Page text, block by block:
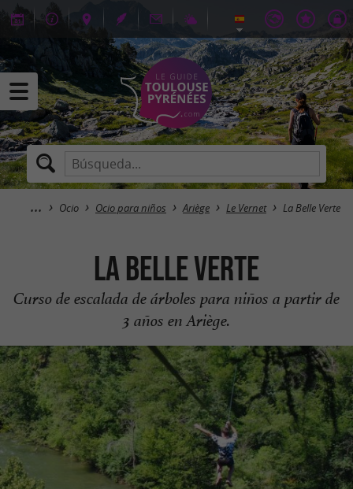
Ocio Ocio para niños Ariège Le Vernet La Belle Verte
La Belle Verte
Curso de escalada de árboles para niños a partir de
3 años en Ariège.